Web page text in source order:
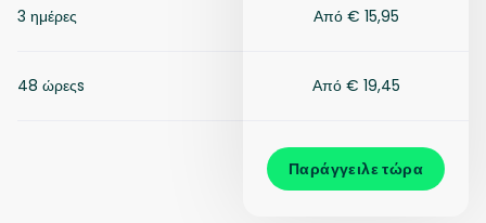
3 ημέρες
48 ώρεςs
Από € 15,95
Από € 19,45
Παράγγειλε τώρα